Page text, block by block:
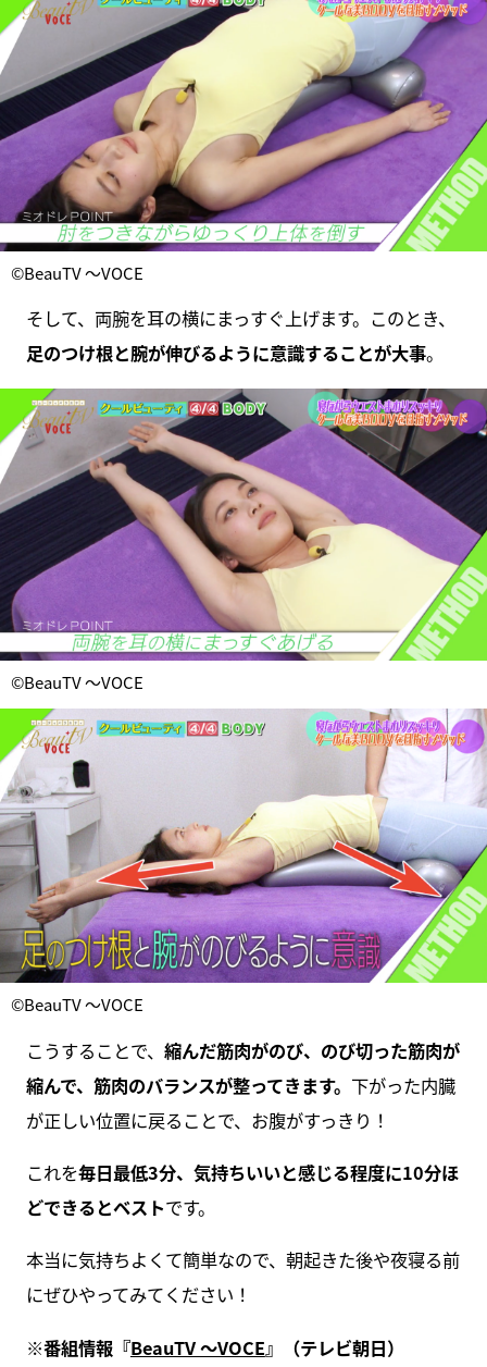
©BeauTV ～VOCE
そして、両腕を耳の横にまっすぐ上げます。このとき、
足のつけ根と腕が伸びるように意識することが大事。
©BeauTV ～VOCE
©BeauTV ～VOCE
こうすることで、 縮んだ筋肉がのび、のび切った筋肉が
縮んで、筋肉のバランスが整ってきます。 下がった内臓
が正しい位置に戻ることで、お腹がすっきり！
これを毎日最低3分、気持ちいいと感じる程度に10分ほ
どできるとベストです。
本当に気持ちよくて簡単なので、朝起きた後や夜寝る前
にぜひやってみてください！
※番組情報『BeauTV ～VOCE』（テレビ朝日）